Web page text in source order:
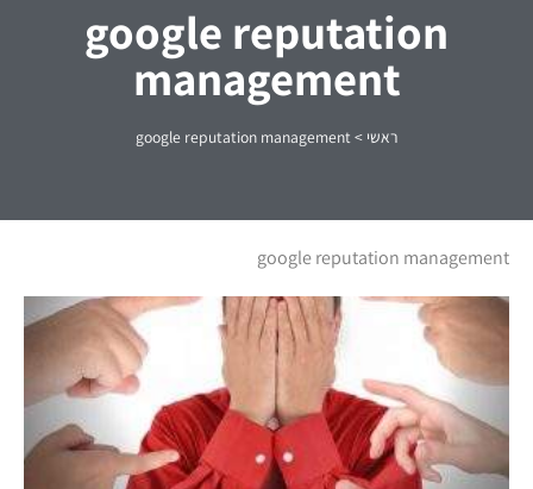
google reputation
management
ראשי >
google reputation management
google reputation management